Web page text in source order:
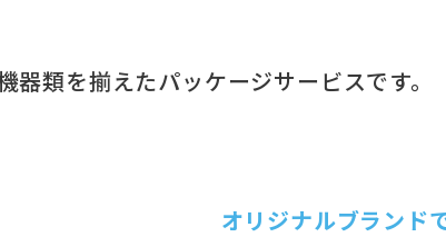
類を揃えたパッケージサービスです。
オリジナルブランド